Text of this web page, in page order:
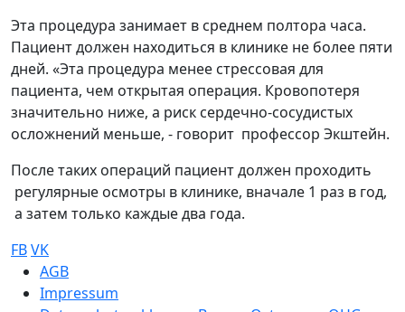
Эта процедура занимает в среднем полтора часа.
Пациент должен находиться в клинике не более пяти
дней. «Эта процедура менее стрессовая для
пациента, чем открытая операция. Кровопотеря
значительно ниже, а риск сердечно-сосудистых
осложнений меньше, - говорит профессор Экштейн.
После таких операций пациент должен проходить
регулярные осмотры в клинике, вначале 1 раз в год,
а затем только каждые два года.
FBVK
Sub footer
AGB
Impressum